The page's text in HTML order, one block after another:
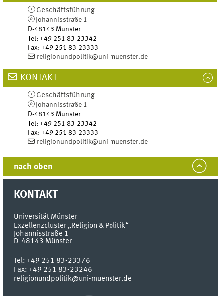
Geschäftsführung
Johannisstraße 1
D-48143 Münster
Tel:+49 251 83-23342
Fax:+49 251 83-23333
religionundpolitik@uni-muenster.de
KONTAKT
Geschäftsführung
Johannisstraße 1
D-48143 Münster
Tel:+49 251 83-23342
Fax:+49 251 83-23333
religionundpolitik@uni-muenster.de
nach oben
KONTAKT
Universität Münster
Exzellenzcluster „Religion & Politik“
Johannisstraße 1
D-48143 Münster
Tel:+49 251 83-23376
Fax:+49 251 83-23246
religionundpolitik@uni-muenster.de